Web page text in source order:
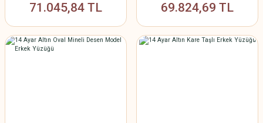
71.045,84 TL 69.824,69 TL